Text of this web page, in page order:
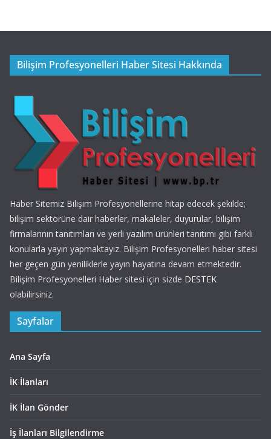
Bilişim Profesyonelleri Haber Sitesi Hakkında
Haber Sitemiz Bilişim Profesyonellerine hitap edecek şekilde;
bilişim sektörüne dair haberler, makaleler, duyurular, bilişim
firmalarının tanıtımları ve yerli yazılım ürünleri tanıtımı gibi farklı
konularla yayın yapmaktayız. Bilişim Profesyonelleri haber sitesi
her geçen gün yeniliklerle yayın hayatına devam etmektedir.
Bilişim Profesyonelleri Haber sitesi için sizde DESTEK
olabilirsiniz.
Sayfalar
Ana Sayfa
İK İlanları
İK İlan Gönder
İş İlanları Bilgilendirme